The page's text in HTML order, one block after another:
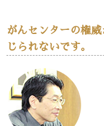
がんセンターの権
じられないです。